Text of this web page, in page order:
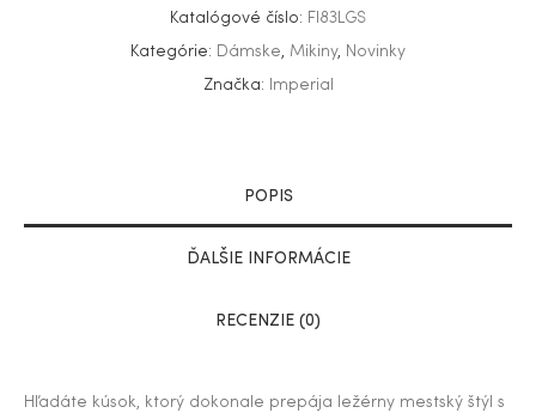
Katalógové číslo: FI83LGS
Kategórie: Dámske, Mikiny, Novinky
Značka:
Imperial
POPIS
ĎALŠIE INFORMÁCIE
RECENZIE (0)
​Hľadáte kúsok, ktorý dokonale prepája ležérny mestský štýl s